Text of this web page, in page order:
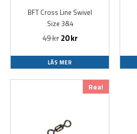
BFT Cross Line Swivel
Size 3&4
49kr20kr
LÄS MER
Rea!
ursprungliga
49 kr.
Det
nuvarande